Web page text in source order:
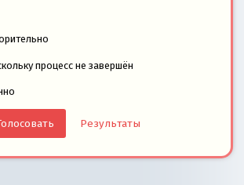
процесс не завершён
Результаты